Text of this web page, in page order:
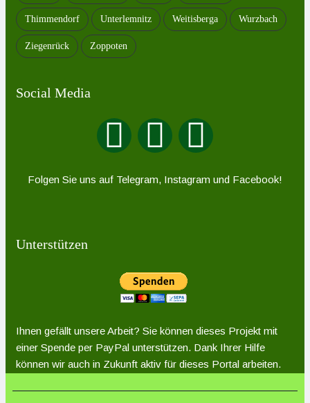
Thimmendorf Unterlemnitz Weitisberga Wurzbach
Ziegenrück Zoppoten
Social Media
Folgen Sie uns auf Telegram, Instagram und Facebook!
Unterstützen
Ihnen gefällt unsere Arbeit? Sie können dieses Projekt mit
einer Spende per PayPal unterstützen. Dank Ihrer Hilfe
können wir auch in Zukunft aktiv für dieses Portal arbeiten.